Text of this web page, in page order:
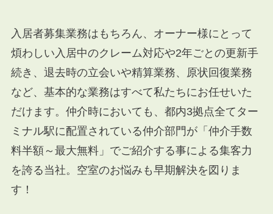
入居者募集業務はもちろん、オーナー様にとって
煩わしい入居中のクレーム対応や2年ごとの更新手
続き、退去時の立会いや精算業務、原状回復業務
など、基本的な業務はすべて私たちにお任せいた
だけます。仲介時においても、都内3拠点全てター
ミナル駅に配置されている仲介部門が「仲介手数
料半額～最大無料」でご紹介する事による集客力
を誇る当社。空室のお悩みも早期解決を図りま
す！